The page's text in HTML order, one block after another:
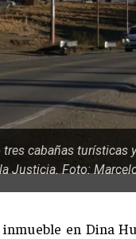
cabañas
Justicia. Foto:
en Dina